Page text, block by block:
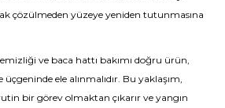
çözülmeden yüzeye yeniden tutunmasına
ve baca hattı bakımı doğru ürün,
ele alınmalıdır. Bu yaklaşım,
bir görev olmaktan çıkarır ve yangın